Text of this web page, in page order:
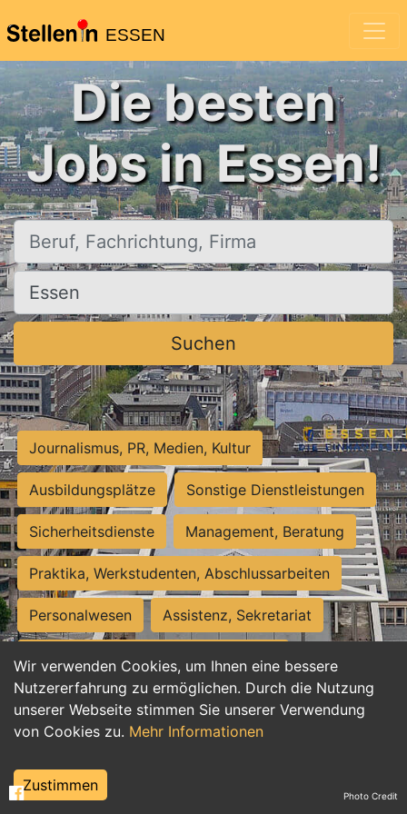
ESSEN
Wir verwenden Cookies, um Ihnen eine bessere
Nutzererfahrung zu ermöglichen. Durch die Nutzung
unserer Webseite stimmen Sie unserer Verwendung
von Cookies zu. Mehr Informationen
Zustimmen
Die besten
Jobs in Essen!
Beruf, Fachrichtung, Firma
Ort, Stadt
Suchen
Journalismus, PR, Medien, Kultur
Ausbildungsplätze Sonstige Dienstleistungen
Sicherheitsdienste Management, Beratung
Praktika, Werkstudenten, Abschlussarbeiten
Personalwesen Assistenz, Sekretariat
Hilfskräfte, Aushilfs- und Nebenjobs
Einkauf, Logistik, Materialwirtschaft
Weiterbildung, Studium, duale Ausbildung
Tourismus
Photo Credit